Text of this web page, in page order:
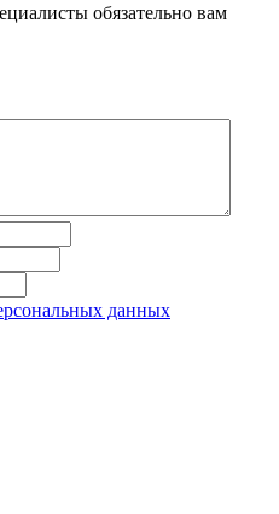
обязательно вам
данных